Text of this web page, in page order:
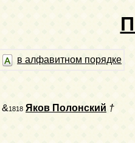
в алфавитном порядке
&1818 Яков Полонский †